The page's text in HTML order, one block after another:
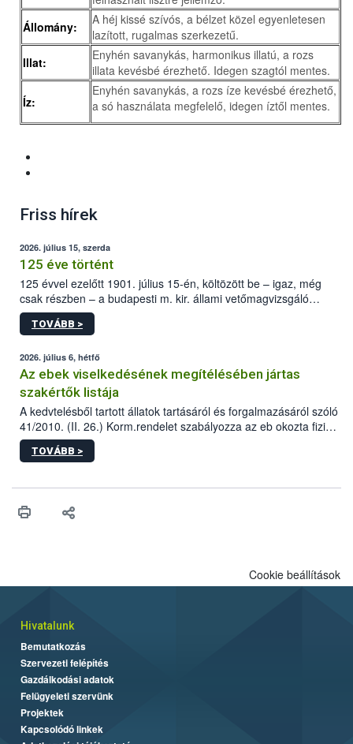
Állomány:
A héj kissé szívós, a bélzet közel egyenletesen
lazított, rugalmas szerkezetű.
Illat:
Enyhén savanykás, harmonikus illatú, a rozs
illata kevésbé érezhető. Idegen szagtól mentes.
Íz:
Enyhén savanykás, a rozs íze kevésbé érezhető,
a só használata megfelelő, idegen íztől mentes.
Friss hírek
2026. július 15, szerda
125 éve történt
125 évvel ezelőtt 1901. július 15-én, költözött be – igaz, még
csak részben – a budapesti m. kir. állami vetőmagvizsgáló
állomás a Kis Rókus utca 15. szám alatti, Czigler Győző által
tervezett új épületébe.
TOVÁBB >
2026. július 6, hétfő
Az ebek viselkedésének megítélésében jártas
szakértők listája
A kedvtelésből tartott állatok tartásáról és forgalmazásáról szóló
41/2010. (II. 26.) Korm.rendelet szabályozza az eb okozta fizikai
sérülés, illetve ennek veszélye keletkezésekor felmerülő
hatósági feladatokat, valamint a veszélyes eb tartását és annak
vonni az ebek viselkedésének megítélésében jártas szakértőt.
TOVÁBB >
Cookie beállítások
Hivatalunk
Bemutatkozás
Szervezeti felépítés
Gazdálkodási adatok
Felügyeleti szervünk
Projektek
Kapcsolódó linkek